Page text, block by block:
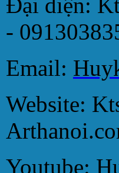
-
Email:
Website:
Youtube: